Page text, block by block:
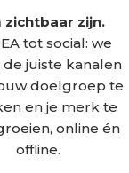
zichtbaar zijn.
tot social: we
juiste kanalen
doelgroep te
en je merk te
online én
offline.